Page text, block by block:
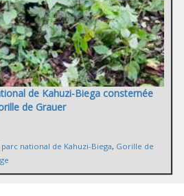
de Kahuzi-Biega consternée
de Grauer
parc national de Kahuzi-Biega, Gorille de